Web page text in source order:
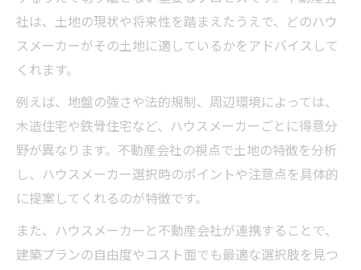
社は、土地の現状や将来性を踏まえたうえで、どのハウ
スメーカーがその土地に適しているかをアドバイスして
くれます。
例えば、地盤の強さや法的規制、周辺環境によっては、
木造住宅や鉄骨住宅など、ハウスメーカーごとに得意分
野が異なります。不動産会社の視点で土地の特徴を分析
し、ハウスメーカー選択時のポイントや注意点を具体的
に提案してくれるのが特徴です。
また、ハウスメーカーと不動産会社が連携することで、
建築プランの自由度やコスト面でも最適な選択肢を見つ